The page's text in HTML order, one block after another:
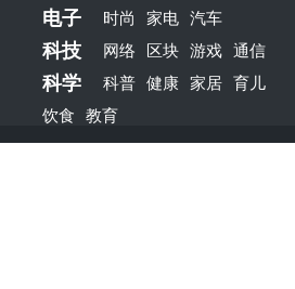
电子 时尚 家电 汽车
科技 网络 区块 游戏 通信
科学 科普 健康 家居 育儿
饮食 教育